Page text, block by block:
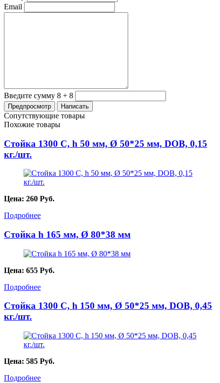
Email
Введите сумму 8 + 8
Сопутствующие товары
Похожие товары
Стойка 1300 С, h 50 мм, Ø 50*25 мм, DOB, 0,15
кг./шт.
Цена: 260 Руб.
Подробнее
Стойка h 165 мм, Ø 80*38 мм
Цена: 655 Руб.
Подробнее
Стойка 1300 С, h 150 мм, Ø 50*25 мм, DOB, 0,45
кг./шт.
Цена: 585 Руб.
Подробнее